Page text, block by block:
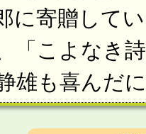
に寄贈して
「こよなき
雄も喜んだ